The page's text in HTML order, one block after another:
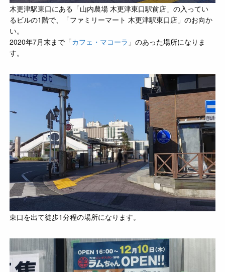
木更津駅東口にある「山内農場 木更津東口駅前店」の入ってい
るビルの1階で、「ファミリーマート 木更津駅東口店」のお向か
い。
2020年7月末まで「カフェ・マコーラ 」のあった場所になりま
す。
東口を出て徒歩1分程の場所になります。